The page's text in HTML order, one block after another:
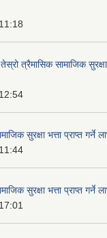
त्रैमासिक सामाजिक सुरक्षा
सुरक्षा भत्ता प्राप्त गर्ने
सुरक्षा भत्ता प्राप्त गर्ने